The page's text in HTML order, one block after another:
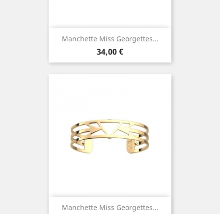
Manchette Miss Georgettes...
Prix
34,00 €
Manchette Miss Georgettes...